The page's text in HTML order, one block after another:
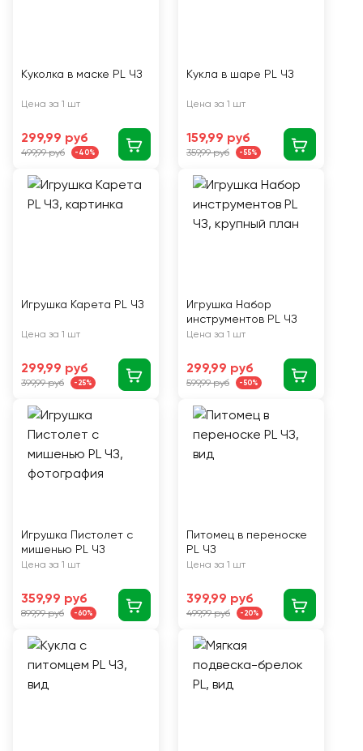
Куколка в маске PL ЧЗ
Цена за 1 шт
299,99 руб
499,99 руб -40%
Кукла в шаре PL ЧЗ
Цена за 1 шт
159,99 руб
359,99 руб -55%
Игрушка Карета PL ЧЗ
Цена за 1 шт
299,99 руб
399,99 руб -25%
Игрушка Набор
инструментов PL ЧЗ
Цена за 1 шт
299,99 руб
599,99 руб -50%
Игрушка Пистолет с
мишенью PL ЧЗ
Цена за 1 шт
359,99 руб
899,99 руб -60%
Питомец в переноске
PL ЧЗ
Цена за 1 шт
399,99 руб
499,99 руб -20%